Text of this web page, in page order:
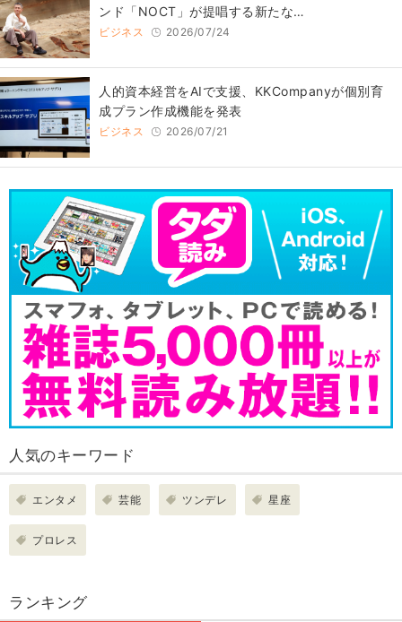
ンド「NOCT」が提唱する新たな…
ビジネス 2026/07/24
人的資本経営をAIで支援、KKCompanyが個別育
成プラン作成機能を発表
ビジネス 2026/07/21
人気のキーワード
エンタメ 芸能 ツンデレ 星座
プロレス
ランキング